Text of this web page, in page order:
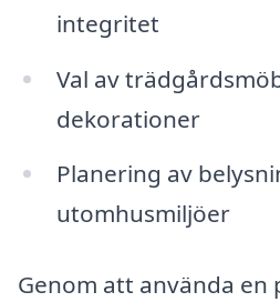
integritet
Val av
dekorationer
Planering av
utomhusmiljöer
Genom att använda